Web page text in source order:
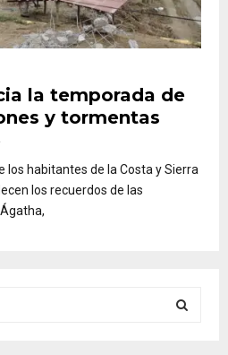
la temporada de
y tormentas
los habitantes de la Costa y Sierra
los recuerdos de las